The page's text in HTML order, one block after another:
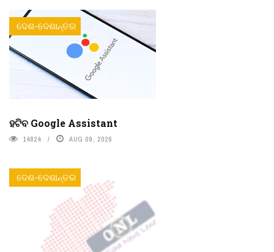
ଦେଶ-ଦେଶାନ୍ତର
ହଟିବ Google Assistant
14824 AUG 09, 2026
ଦେଶ-ଦେଶାନ୍ତର